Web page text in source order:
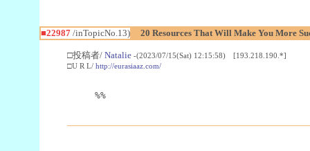
■22987/inTopicNo.13) 20 Resources That Will Make You More
□投稿者/ Natalie -(2023/07/15(Sat) 12:15:58) [193.218.190.*]
□U R L/ http://eurasiaaz.com/
%%